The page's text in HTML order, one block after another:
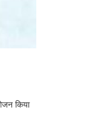
किया